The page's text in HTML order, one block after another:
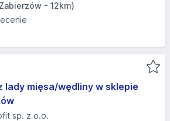
- 12km)
lady mięsa/wędliny w sklepie
sp. z o.o.